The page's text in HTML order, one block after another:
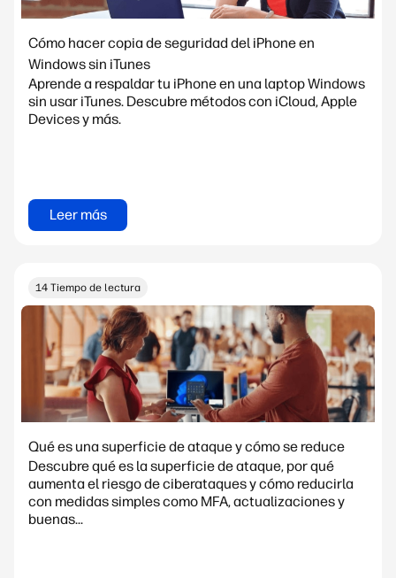
Cómo hacer copia de seguridad del iPhone en
Windows sin iTunes
Aprende a respaldar tu iPhone en una laptop Windows
sin usar iTunes. Descubre métodos con iCloud, Apple
Devices y más.
Leer más
14 Tiempo de lectura
Qué es una superficie de ataque y cómo se reduce
Descubre qué es la superficie de ataque, por qué
aumenta el riesgo de ciberataques y cómo reducirla
con medidas simples como MFA, actualizaciones y
buenas...